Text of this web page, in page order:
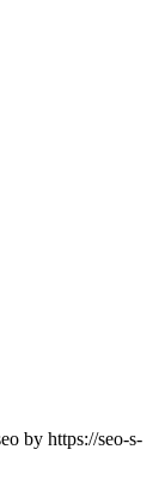
by https://seo-s-